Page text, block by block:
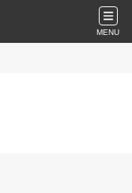
MENU